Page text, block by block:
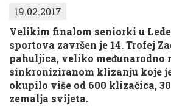
19.02.2017
Velikim finalom seniorki u
sportova završen je 14. Trofej
pahuljica, veliko međunarodno
sinkroniziranom klizanju koje
okupilo više od 600 klizačica,
zemalja svijeta.